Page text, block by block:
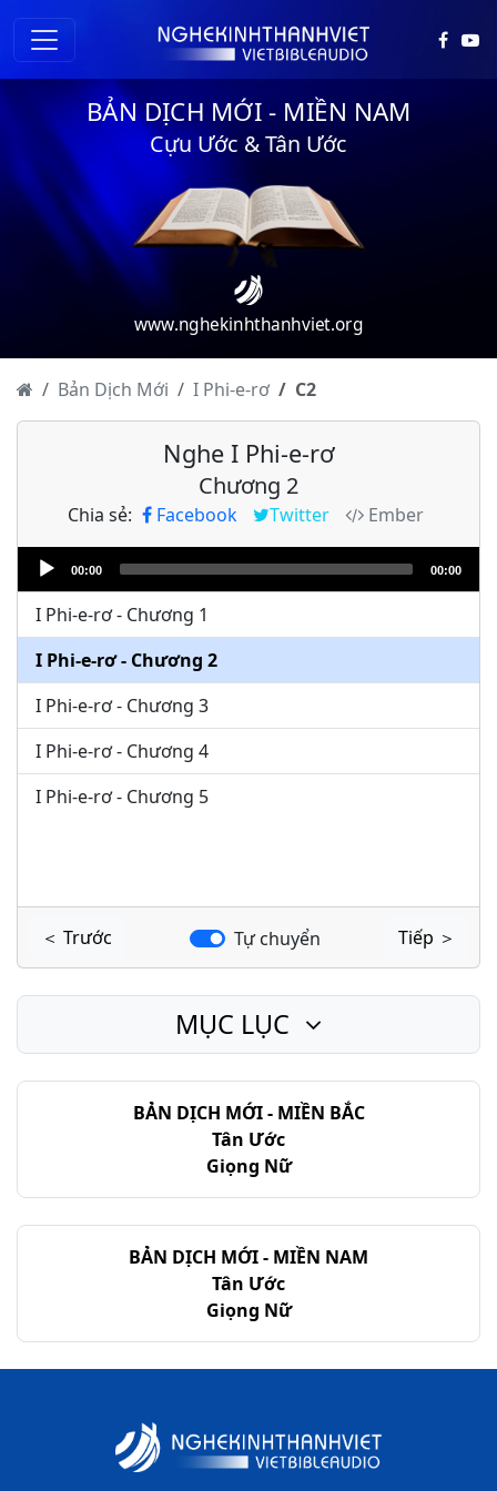
BẢN DỊCH MỚI - MIỀN NAM
Cựu Ước & Tân Ước
www.nghekinhthanhviet.org
Bản Dịch Mới I Phi-e-rơ C2
Nghe I Phi-e-rơ
Chương 2
Chia sẻ: Facebook Twitter
Ember
Audio
Player
00:00 00:00
I Phi-e-rơ - Chương 1
I Phi-e-rơ - Chương 2
I Phi-e-rơ - Chương 3
I Phi-e-rơ - Chương 4
I Phi-e-rơ - Chương 5
＜ Trước Tự chuyển Tiếp ＞
BẢN DỊCH MỚI - MIỀN BẮC
Tân Ước
Giọng Nữ
BẢN DỊCH MỚI - MIỀN NAM
Tân Ước
Giọng Nữ
MỤC LỤC